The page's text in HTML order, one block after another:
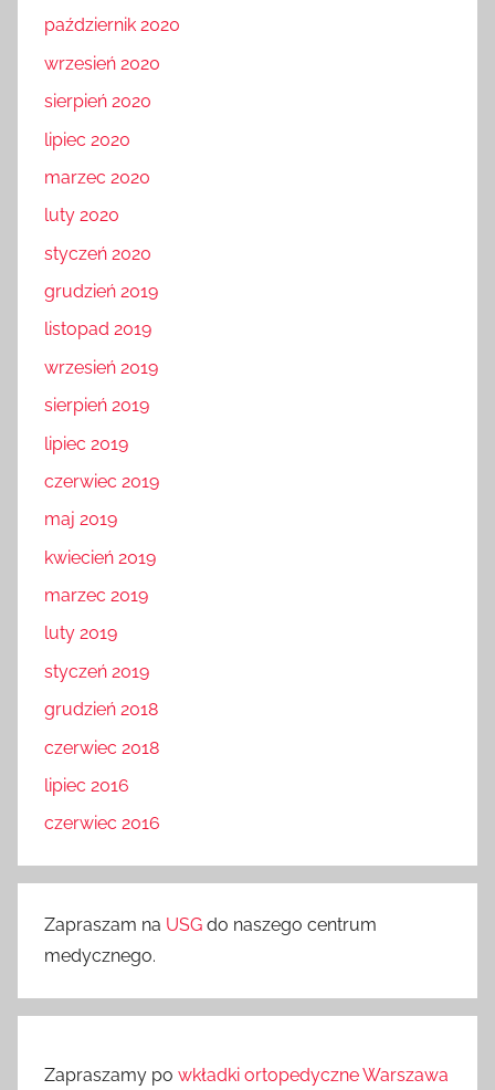
październik 2020
wrzesień 2020
sierpień 2020
lipiec 2020
marzec 2020
luty 2020
styczeń 2020
grudzień 2019
listopad 2019
wrzesień 2019
sierpień 2019
lipiec 2019
czerwiec 2019
maj 2019
kwiecień 2019
marzec 2019
luty 2019
styczeń 2019
grudzień 2018
czerwiec 2018
lipiec 2016
czerwiec 2016
Zapraszam na USG do naszego centrum
medycznego.
Zapraszamy po wkładki ortopedyczne Warszawa